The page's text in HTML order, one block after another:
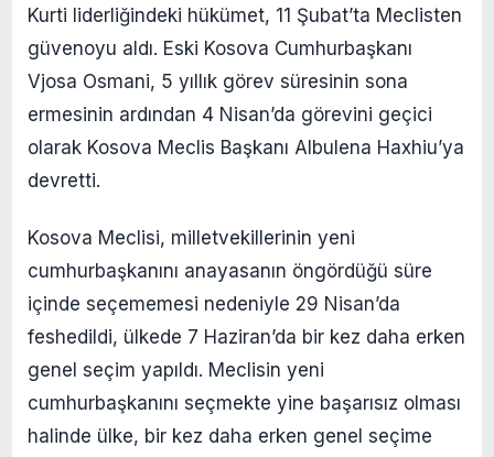
Kurti liderliğindeki hükümet, 11 Şubat’ta Meclisten
güvenoyu aldı. Eski Kosova Cumhurbaşkanı
Vjosa Osmani, 5 yıllık görev süresinin sona
ermesinin ardından 4 Nisan’da görevini geçici
olarak Kosova Meclis Başkanı Albulena Haxhiu’ya
devretti.
Kosova Meclisi, milletvekillerinin yeni
cumhurbaşkanını anayasanın öngördüğü süre
içinde seçememesi nedeniyle 29 Nisan’da
feshedildi, ülkede 7 Haziran’da bir kez daha erken
genel seçim yapıldı. Meclisin yeni
cumhurbaşkanını seçmekte yine başarısız olması
halinde ülke, bir kez daha erken genel seçime